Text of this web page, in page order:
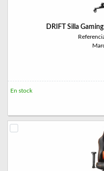
DRIFT Silla
En stock